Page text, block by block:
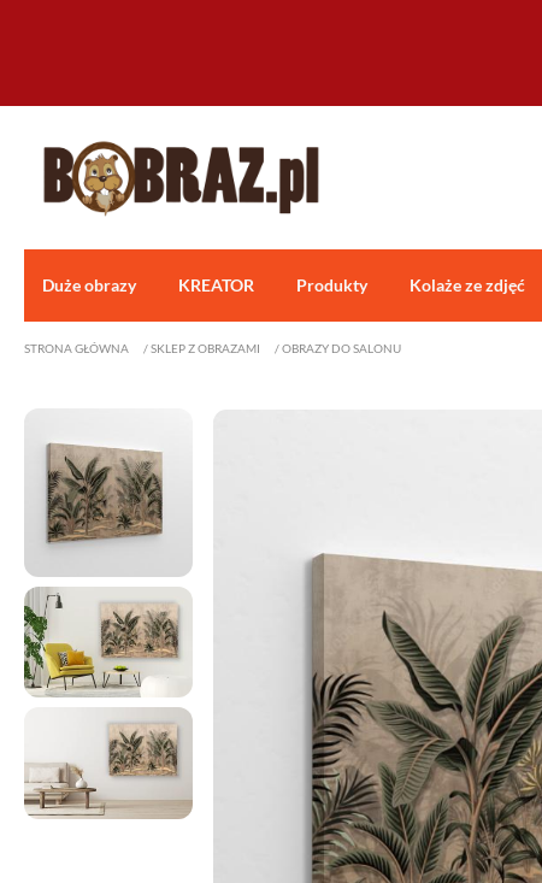
Duże obrazy KREATOR Produkty Kolaże ze zdjęć
STRONA GŁÓWNA /SKLEP Z OBRAZAMI /OBRAZY DO SALONU